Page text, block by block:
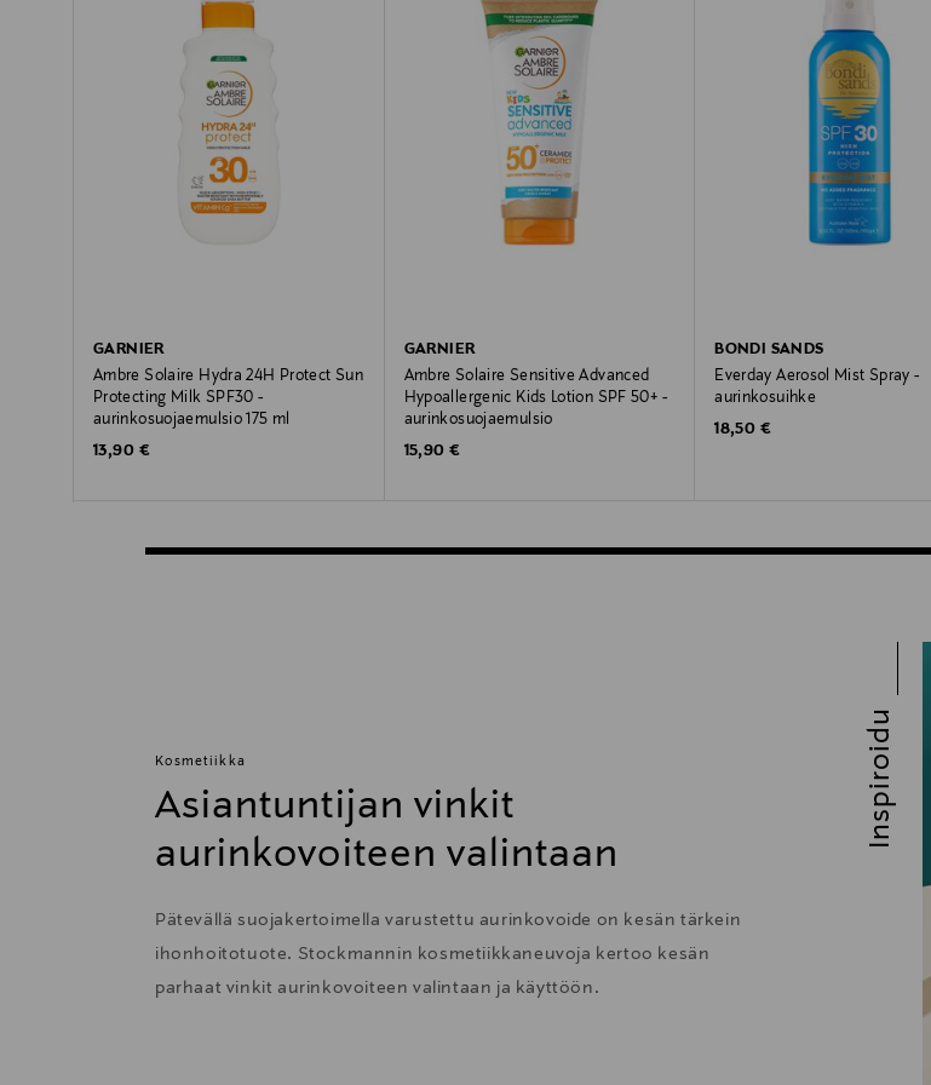
GARNIER
Ambre Solaire Hydra 24H Protect Sun
Protecting Milk SPF30 -
aurinkosuojaemulsio 175 ml
Original Price
13,90 €
GARNIER
Ambre Solaire Sensitive Advanced
Hypoallergenic Kids Lotion SPF 50+ -
aurinkosuojaemulsio
Original Price
15,90 €
BONDI SANDS
Everday Aerosol Mist Spray -
aurinkosuihke
Original Price
18,50 €
Kosmetiikka
Asiantuntijan vinkit
aurinkovoiteen valintaan
Pätevällä suojakertoimella varustettu aurinkovoide on kesän tärkein
ihonhoitotuote. Stockmannin kosmetiikkaneuvoja kertoo kesän
parhaat vinkit aurinkovoiteen valintaan ja käyttöön.
Inspiroidu